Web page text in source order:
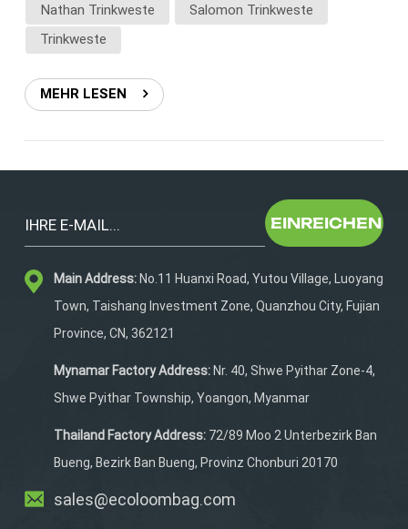
Bereich TrinksystemeEin professioneller Hersteller
sollte die Leistungsanforderungen an Trinkwesten
verstehen, darunter:Kompatibilität mit Trinkblasen von
1,5 l bis 2 lLeichte und atmungsaktive
MaterialienErgonomische Passform zur Reduzierung
Aufbewahrung für Gels, Handys und andere wichtige
Anpassungsmöglichkeiten (OEM/ODM)Eine starke
OEM-Kompetenz ist für den Aufbau Ihrer
Markenidentität unerlässlich. Achten Sie auf
Lieferanten, die Folgendes
bieten:LogoanpassungStoff- und
FarboptionenVerbesserungen im funktionalen
DesignVerpackungslösungenEin flexibler Lieferant kann
Ihr Konzept effizient in ein marktreifes Produkt
umsetzen.3. Mindestbestellmenge (MOQ)Für Startups
und wachsende Marken ist die Mindestbestellmenge
bieten in der Regel Folgendes an:Niedrige
Mindestbestellmenge (z. B. 300 Stück)Skalierbare
Produktion für das Wachstum Ihres Unternehmens.Dies
Nathan Trinkweste
Salomon Trinkweste
Trinkweste
MEHR LESEN
EINREICHEN
Main Address:No.11 Huanxi Road, Yutou Village, Luoyang
Town, Taishang Investment Zone, Quanzhou City, Fujian
Province, CN, 362121
Mynamar Factory Address:Nr. 40, Shwe Pyithar Zone-4,
Shwe Pyithar Township, Yoangon, Myanmar
Thailand Factory Address:72/89 Moo 2 Unterbezirk Ban
Bueng, Bezirk Ban Bueng, Provinz Chonburi 20170
sales@ecoloombag.com